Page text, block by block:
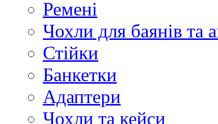
Ремені
Чохли для баянів та
Стійки
Банкетки
Адаптери
Чохли та кейси